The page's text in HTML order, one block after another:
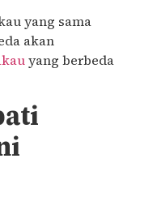
yang sama
akan
yang berbeda